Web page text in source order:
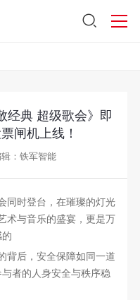
经典 超级歌会》即
闸机上线！
：铁军智能
同时登台，在璀璨的灯光
术与音乐的盛宴，更是万
背后，安全保障如同一道
者的人身安全与秩序稳